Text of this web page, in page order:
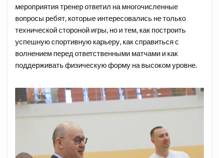
мероприятия тренер ответил на многочисленные
вопросы ребят, которые интересовались не только
технической стороной игры, но и тем, как построить
успешную спортивную карьеру, как справиться с
волнением перед ответственными матчами и как
поддерживать физическую форму на высоком уровне.